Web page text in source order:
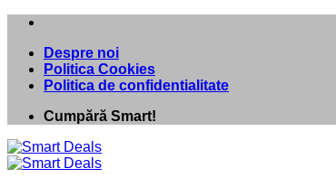
Skip
contentDespre noi
Politica Cookies
Politica de confidentialitate
Cumpără Smart!